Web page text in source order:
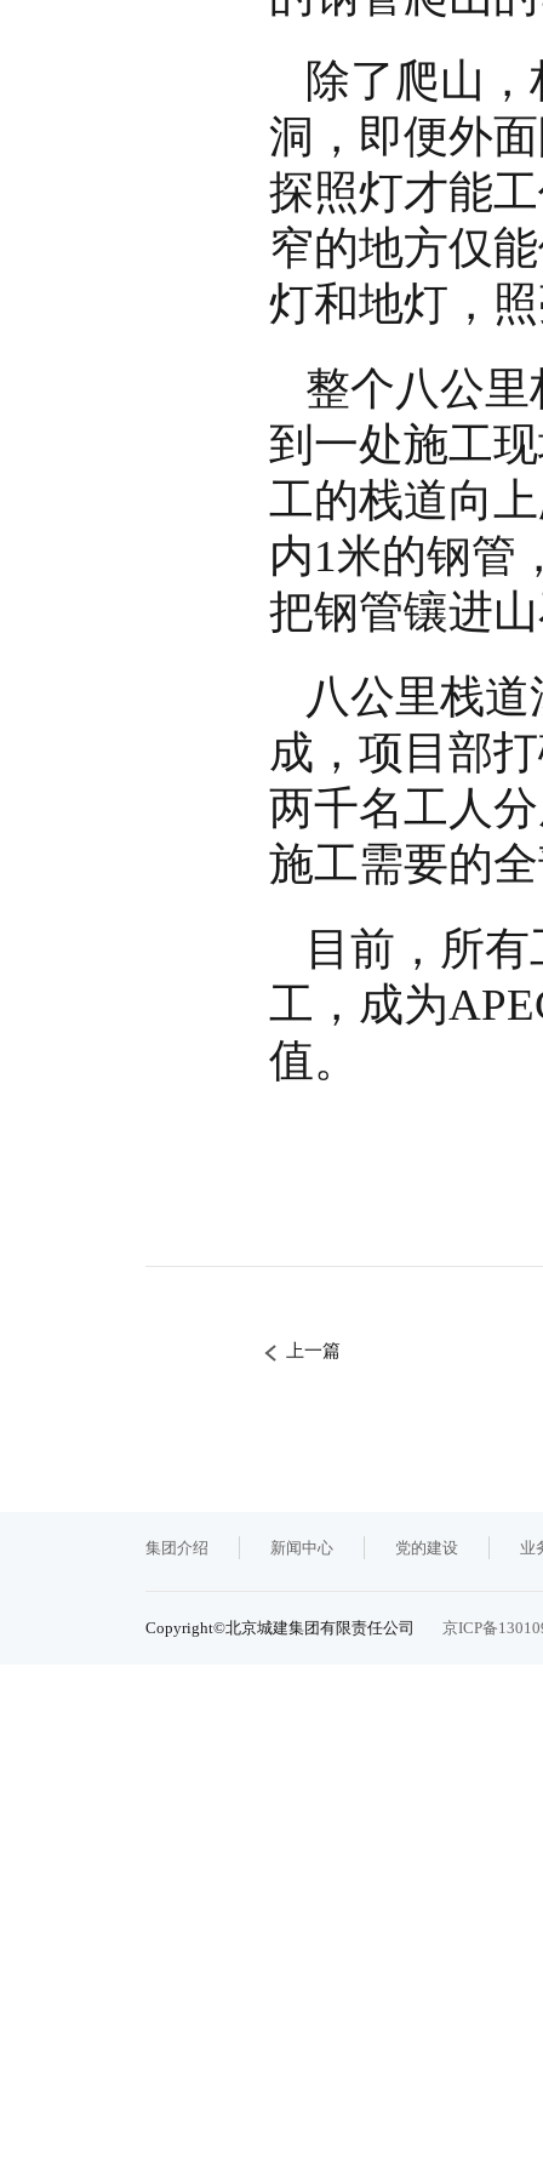
除了爬山
洞，即便外
探照灯才能
窄的地方仅
灯和地灯，
整个八公
到一处施工
工的栈道向
内1米的钢管
把钢管镶进
八公里栈
成，项目部
两千名工人
施工需要的
目前，所
工，成为
值。
上一篇
集团介绍 新闻中心 党的建设 业
Copyright©北京城建集团有限责任公司 京ICP备